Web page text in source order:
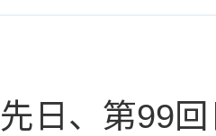
先日、第99